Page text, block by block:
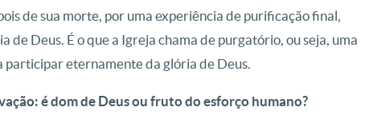
de sua morte, por uma experiência de purificação final,
Deus. É o que a Igreja chama de purgatório, ou seja, uma
participar eternamente da glória de Deus.
é dom de Deus ou fruto do esforço humano?